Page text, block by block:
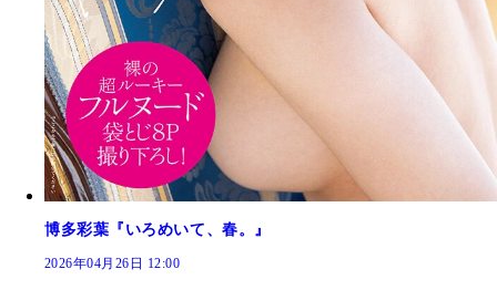
博多彩葉『いろめいて、春。』
2026年04月26日 12:00